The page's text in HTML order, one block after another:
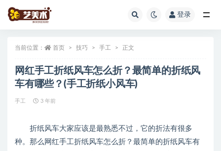
登录
当前位置： 首页 技巧 手工 正文
网红手工折纸风车怎么折？最简单的折纸风
车有哪些？(手工折纸小风车)
手工 3 年前
折纸风车大家应该是最熟悉不过，它的折法有很多
种。那么网红手工折纸风车怎么折？最简单的折纸风车有